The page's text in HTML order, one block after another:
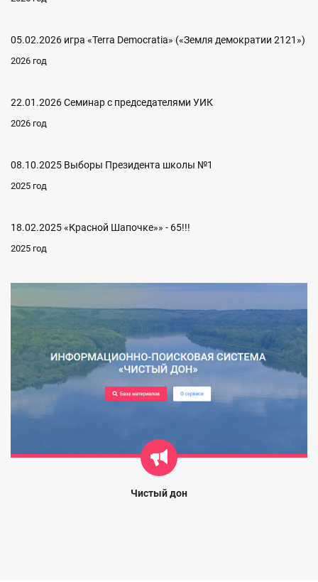
05.02.2026 игра «Terra Democratia» («Земля демократии 2121»)
2026 год
22.01.2026 Семинар с председателями УИК
2026 год
08.10.2025 Выборы Президента школы №1
2025 год
18.02.2025 «Красной Шапочке»» - 65!!!
2025 год
Чистый дон